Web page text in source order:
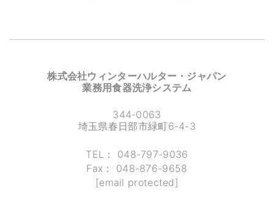
株式会社ウィンターハルター・ジャパン
業務用食器洗浄システム
344-0063
埼玉県春日部市緑町6-4-3
TEL： 048-797-9036
Fax： 048-876-9658
[email protected]